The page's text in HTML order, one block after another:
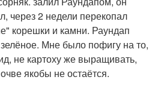
через 2 недели перекопал
корешки и камни. Раундап
Мне было пофигу на то,
не картоху же выращивать,
якобы не остаётся.